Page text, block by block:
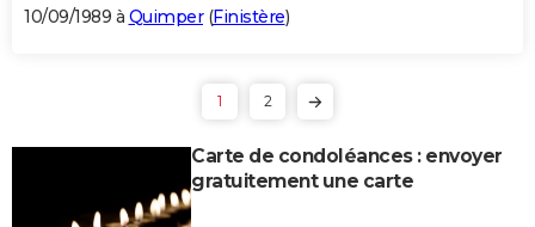
10/09/1989 à Quimper(Finistère)
1 2
Carte de condoléances : envoyer
gratuitement une carte